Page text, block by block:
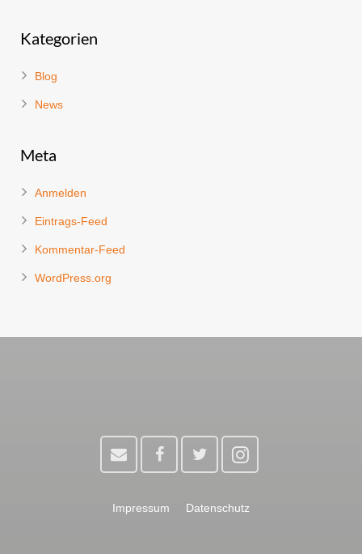
Kategorien
Blog
News
Meta
Anmelden
Eintrags-Feed
Kommentar-Feed
WordPress.org
Impressum Datenschutz